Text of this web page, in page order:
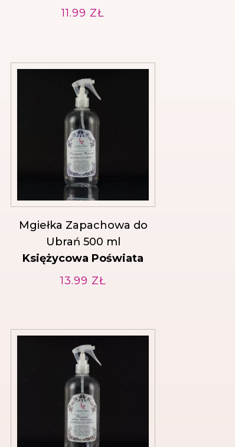
11.99 ZŁ
Mgiełka Zapachowa do
Ubrań 500 ml
Księżycowa Poświata
13.99 ZŁ